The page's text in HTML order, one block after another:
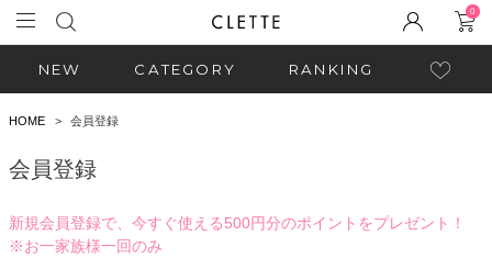
0
NEW CATEGORY RANKING
HOME 会員登録
会員登録
新規会員登録で、今すぐ使える500円分のポイントをプレゼント！
※お一家族様一回のみ